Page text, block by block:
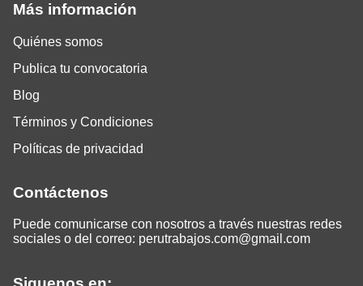
Más información
Quiénes somos
Publica tu convocatoria
Blog
Términos y Condiciones
Políticas de privacidad
Contáctenos
Puede comunicarse con nosotros a través nuestras redes
sociales o del correo: perutrabajos.com@gmail.com